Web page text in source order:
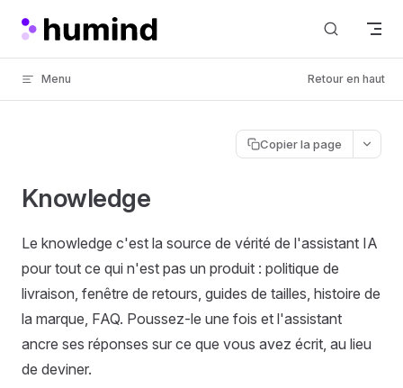
Skip to content
Menu Retour en haut
Copier la page
Knowledge
Le knowledge c'est la source de vérité de l'assistant IA
pour tout ce qui n'est pas un produit : politique de
livraison, fenêtre de retours, guides de tailles, histoire de
la marque, FAQ. Poussez-le une fois et l'assistant
ancre ses réponses sur ce que vous avez écrit, au lieu
de deviner.